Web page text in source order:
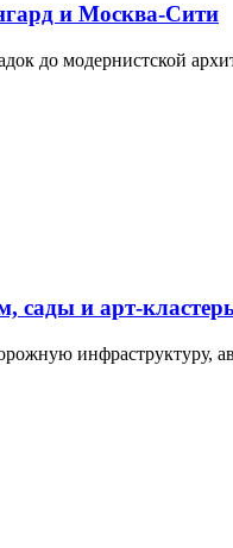
и Москва-Сити
до модернистской
сады и арт-
инфраструктуру,